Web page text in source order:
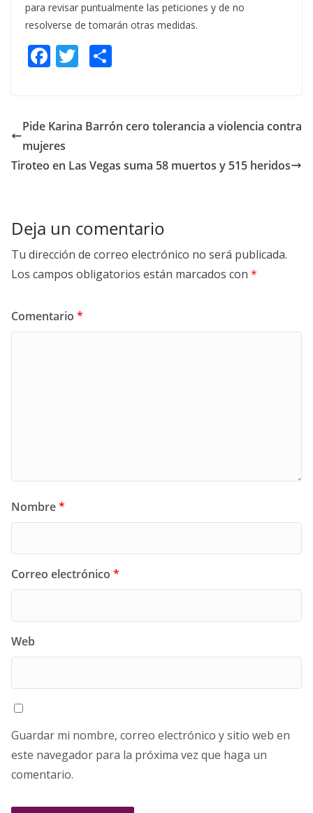
para revisar puntualmente las peticiones y de no
resolverse de tomarán otras medidas.
F
b
o
o
T
er e
Pide Karina Barrón cero tolerancia a violencia contra
mujeres
Tiroteo en Las Vegas suma 58 muertos y 515 heridos
Deja un comentario
Tu dirección de correo electrónico no será publicada.
Los campos obligatorios están marcados con *
Comentario *
Nombre*
Correo electrónico *
Web
Guardar mi nombre, correo electrónico y sitio web en
este navegador para la próxima vez que haga un
comentario.